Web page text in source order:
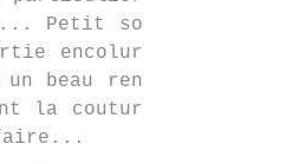
Petit so
encolur
beau ren
la coutur